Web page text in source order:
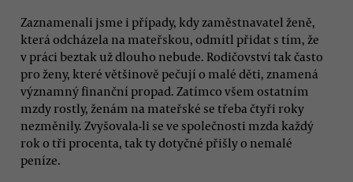
Zaznamenali jsme i případy, kdy zaměstnavatel ženě,
která odcházela na mateřskou, odmítl přidat s tím, že
v práci beztak už dlouho nebude. Rodičovství tak často
pro ženy, které většinově pečují o malé děti, znamená
významný finanční propad. Zatímco všem ostatním
mzdy rostly, ženám na mateřské se třeba čtyři roky
nezměnily. Zvyšovala-li se ve společnosti mzda každý
rok o tři procenta, tak ty dotyčné přišly o nemalé
peníze.